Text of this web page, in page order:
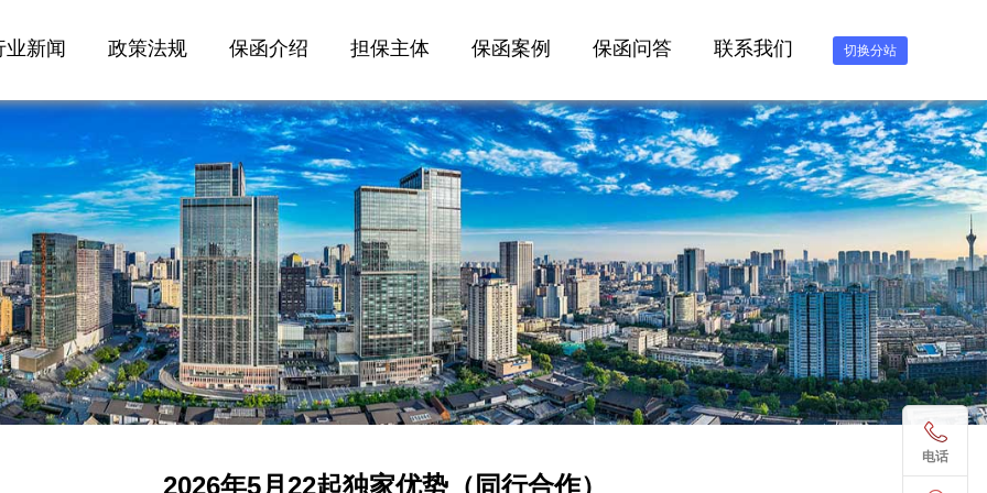
切换分站
业新闻 政策法规 保函介绍 担保主体 保函案例 保函问答 联系我们
2026年5月22起独家优势（同行合作）
电话